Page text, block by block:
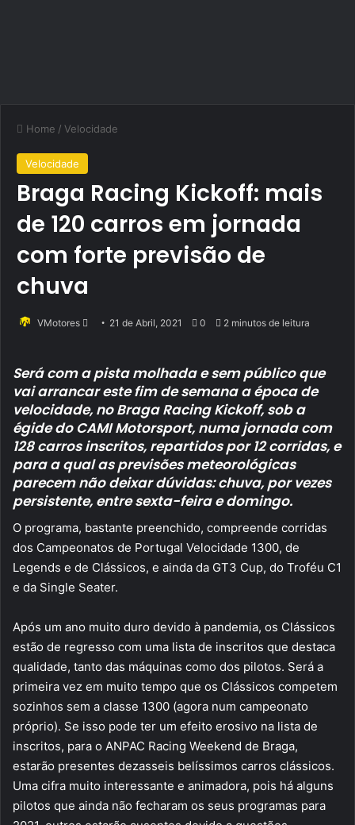
Home / Velocidade
Velocidade
Braga Racing Kickoff: mais
de 120 carros em jornada
com forte previsão de
chuva
VMotores
Send 21 de Abril, 2021 0 2 minutos de leitura
Será com a pista molhada e sem público que
vai arrancar este fim de semana a época de
velocidade, no Braga Racing Kickoff, sob a
égide do CAMI Motorsport, numa jornada com
128 carros inscritos, repartidos por 12 corridas, e
para a qual as previsões meteorológicas
parecem não deixar dúvidas: chuva, por vezes
persistente, entre sexta-feira e domingo.
O programa, bastante preenchido, compreende corridas
dos Campeonatos de Portugal Velocidade 1300, de
Legends e de Clássicos, e ainda da GT3 Cup, do Troféu C1
e da Single Seater.
Após um ano muito duro devido à pandemia, os Clássicos
estão de regresso com uma lista de inscritos que destaca
qualidade, tanto das máquinas como dos pilotos. Será a
primeira vez em muito tempo que os Clássicos competem
sozinhos sem a classe 1300 (agora num campeonato
próprio). Se isso pode ter um efeito erosivo na lista de
inscritos, para o ANPAC Racing Weekend de Braga,
estarão presentes dezasseis belíssimos carros clássicos.
Uma cifra muito interessante e animadora, pois há alguns
pilotos que ainda não fecharam os seus programas para